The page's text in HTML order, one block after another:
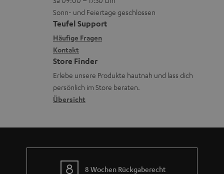
u
r
G
a
r
a
n
i
e
ä
t
e
R
ü
c
k
a
h
m
L
e
x
i
k
o
n
t
a
k
t
d
a
t
n
Sonn- und Feiertage geschlossen
Teufel Support
Häufige Fragen
Kontakt
Store Finder
Erlebe unsere Produkte hautnah und lass dich
persönlich im Store beraten.
Übersicht
8 Wochen Rückgaberecht